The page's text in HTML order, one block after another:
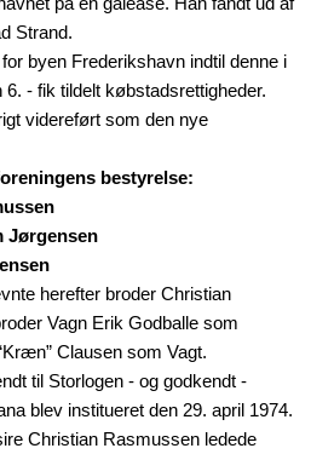
på en galease. Han fandt ud af
Strand.
byen Frederikshavn indtil denne i
- fik tildelt købstadsrettigheder.
videreført som den nye
bestyrelse:
Jørgensen
herefter broder Christian
Vagn Erik Godballe som
Clausen som Vagt.
til Storlogen - og godkendt -
blev institueret den 29. april 1974.
Christian Rasmussen ledede